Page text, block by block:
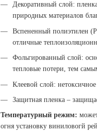
Декоративный слой:
природных материалов
Вспененный полиэтилен
отличные
Фольгированный слой:
тепловые потери, тем
Клеевой слой:
Защитная пленка –
Температурный режим:
огня установку виниловогй